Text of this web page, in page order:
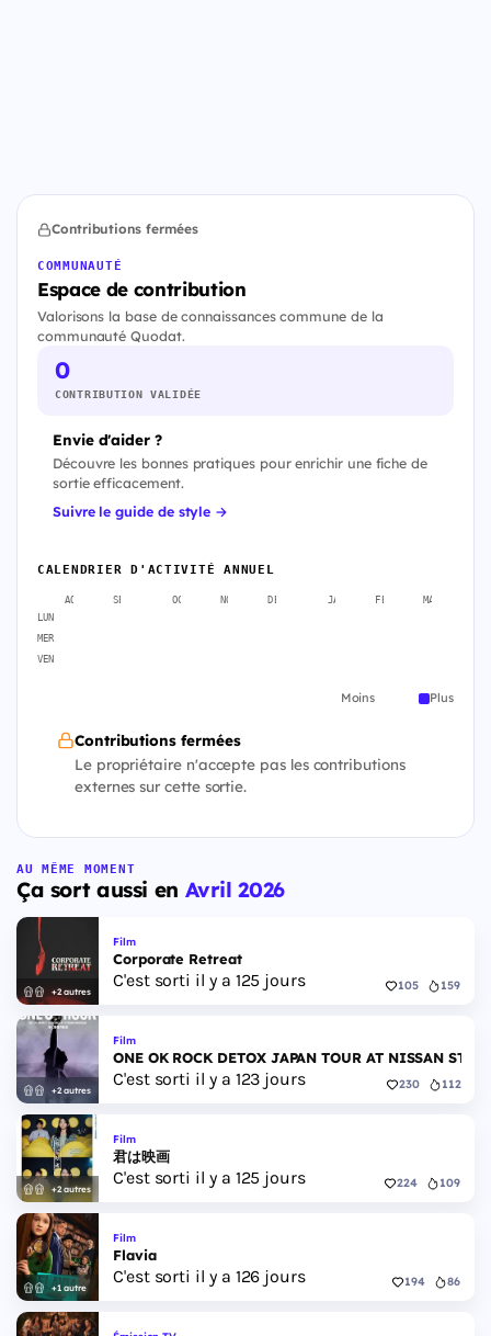
Contributions fermées
COMMUNAUTÉ
Espace de contribution
Valorisons la base de connaissances commune de la
communauté Quodat.
0
CONTRIBUTION VALIDÉE
Envie d'aider ?
Découvre les bonnes pratiques pour enrichir une fiche de
sortie efficacement.
Suivre le guide de style →
CALENDRIER D'ACTIVITÉ ANNUEL
AOÛT SEPT. OCT. NOV. DÉC. JANV. FÉVR. MARS
LUN
MER
VEN
Moins Plus
Contributions fermées
Le propriétaire n'accepte pas les contributions
externes sur cette sortie.
AU MÊME MOMENT
Ça sort aussi en Avril 2026
+2 autres
Film
Corporate Retreat
C'est sorti il y a 125 jours 105 159
+2 autres
Film
ONE OK ROCK DETOX JAPAN TOUR AT NISSAN
C'est sorti il y a 123 jours 230 112
+2 autres
Film
君は映画
C'est sorti il y a 125 jours 224 109
+1 autre
Film
Flavia
C'est sorti il y a 126 jours 194 86